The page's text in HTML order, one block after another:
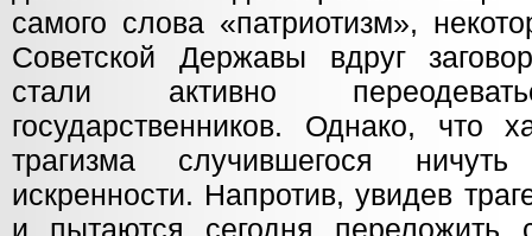
самого слова «патриотизм»,
Советской Державы вдруг
стали активно
государственников. Однако, что
трагизма случившегося
искренности. Напротив, увидев
и пытаются сегодня